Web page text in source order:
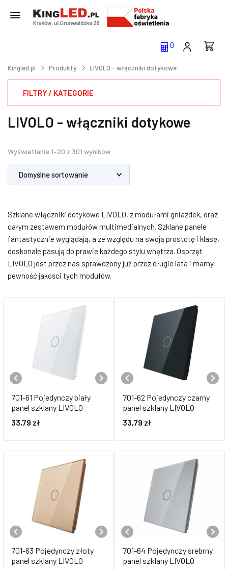
0
Kingled.pl Produkty LIVOLO - włączniki dotykowe
LIVOLO - włączniki dotykowe
Wyświetlanie 1–20 z 301 wyników
Szklane włączniki dotykowe LIVOLO, z modułami gniazdek, oraz
całym zestawem modułów multimedialnych. Szklane panele
fantastycznie wyglądają, a ze względu na swoją prostotę i klasę,
doskonale pasują do prawie każdego stylu wnętrza. Osprzęt
LIVOLO jest przez nas sprawdzony już przez długie lata i mamy
pewność jakości tych modułów.
701-61 Pojedynczy biały
panel szklany LIVOLO
33,79 zł
701-62 Pojedynczy czarny
panel szklany LIVOLO
33,79 zł
701-63 Pojedynczy złoty
panel szklany LIVOLO
701-64 Pojedynczy srebrny
panel szklany LIVOLO
FILTRY / KATEGORIE